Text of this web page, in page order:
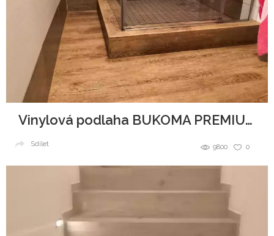
Vinylová podlaha BUKOMA PREMIUM CLICK Dub Přírodní
0
9800
Sdílet